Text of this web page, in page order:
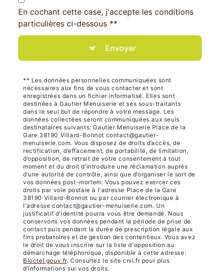
En cochant cette case, j'accepte les conditions
particulières ci-dessous **
Envoyer
** Les données personnelles communiquées sont
nécessaires aux fins de vous contacter et sont
enregistrées dans un fichier informatisé. Elles sont
destinées à Gautier Menuiserie et ses sous-traitants
dans le seul but de répondre à votre message. Les
données collectées seront communiquées aux seuls
destinataires suivants: Gautier Menuiserie Place de la
Gare 38190 Villard-Bonnot contact@gautier-
menuiserie.com. Vous disposez de droits d’accès, de
rectification, d’effacement, de portabilité, de limitation,
d’opposition, de retrait de votre consentement à tout
moment et du droit d’introduire une réclamation auprès
d’une autorité de contrôle, ainsi que d’organiser le sort de
vos données post-mortem. Vous pouvez exercer ces
droits par voie postale à l'adresse Place de la Gare
38190 Villard-Bonnot ou par courrier électronique à
l'adresse contact@gautier-menuiserie.com. Un
justificatif d'identité pourra vous être demandé. Nous
conservons vos données pendant la période de prise de
contact puis pendant la durée de prescription légale aux
fins probatoires et de gestion des contentieux. Vous avez
le droit de vous inscrire sur la liste d'opposition au
démarchage téléphonique, disponible à cette adresse:
Bloctel.gouv.fr. Consultez le site cnil.fr pour plus
d’informations sur vos droits.